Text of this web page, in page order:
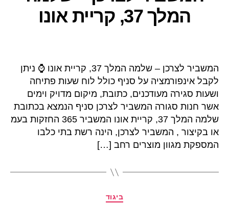
המלך 37, קריית אונו
המשביר לצרכן – שלמה המלך 37, קריית אונו ⌚ ניתן
לקבל אינפורמציה על סניף כולל לוח שעות פתיחה
ושעות סגירה מעודכנים, כתובת, מיקום מדויק וימים
אשר חנות סגורה המשביר לצרכן סניף הנמצא בכתובת
שלמה המלך 37, קריית אונו המשביר 365 החזקות בעמ
או בקיצור , המשביר לצרכן, הינה רשת בתי כלבו
המספקת מגוון מוצרים רחב […]
קטגוריותביגוד